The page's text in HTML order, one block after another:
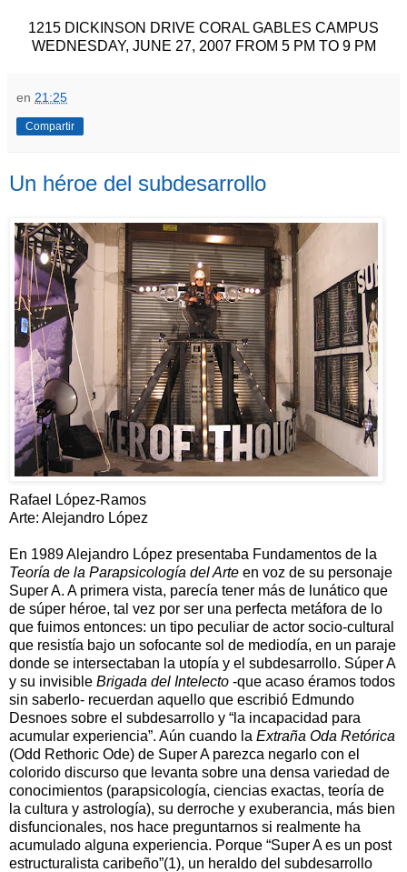
1215 DICKINSON DRIVE CORAL GABLES CAMPUS
WEDNESDAY, JUNE 27, 2007 FROM 5 PM TO 9 PM
en 21:25
Compartir
Un héroe del subdesarrollo
Rafael López-Ramos
Arte: Alejandro López
En 1989 Alejandro López presentaba Fundamentos de la
Teoría de la Parapsicología del Arte en voz de su personaje
Super A. A primera vista, parecía tener más de lunático que
de súper héroe, tal vez por ser una perfecta metáfora de lo
que fuimos entonces: un tipo peculiar de actor socio-cultural
que resistía bajo un sofocante sol de mediodía, en un paraje
donde se intersectaban la utopía y el subdesarrollo. Súper A
y su invisible Brigada del Intelecto -que acaso éramos todos
sin saberlo- recuerdan aquello que escribió Edmundo
Desnoes sobre el subdesarrollo y “la incapacidad para
acumular experiencia”. Aún cuando la Extraña Oda Retórica
(Odd Rethoric Ode) de Super A parezca negarlo con el
colorido discurso que levanta sobre una densa variedad de
conocimientos (parapsicología, ciencias exactas, teoría de
la cultura y astrología), su derroche y exuberancia, más bien
disfuncionales, nos hace preguntarnos si realmente ha
acumulado alguna experiencia. Porque “Super A es un post
estructuralista caribeño”(1), un heraldo del subdesarrollo